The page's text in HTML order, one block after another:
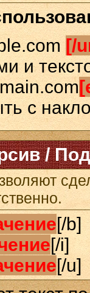
[/
и
с
/
[/b]
[/i]
[/u]